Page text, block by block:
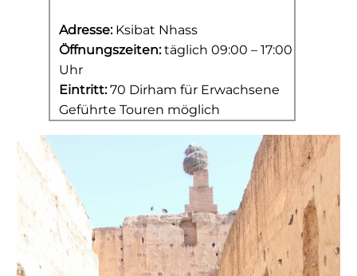
Adresse:Ksibat Nhass
Öffnungszeiten:täglich 09:00 – 17:00
Uhr
Eintritt:70 Dirham für Erwachsene
Geführte Touren möglich